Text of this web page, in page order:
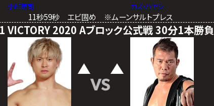
小峠篤司 カズ・ハヤシ
11秒59秒 エビ固め ※ムーンサルトプレス
VICTORY 2020 Aブロック公式戦 30分1本勝負
VS